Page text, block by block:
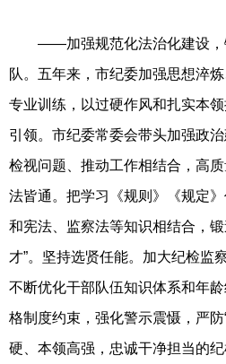
——加强规范化法治化建设，
队。五年来，市纪委加强思想淬
专业训练，以过硬作风和扎实本
引领。市纪委常委会带头加强政
检视问题、推动工作相结合，高
法皆通。把学习《规则》《规定
和宪法、监察法等知识相结合，
才”。坚持选贤任能。加大纪检监
不断优化干部队伍知识体系和年
格制度约束，强化警示震慑，严
硬、本领高强，忠诚干净担当的纪